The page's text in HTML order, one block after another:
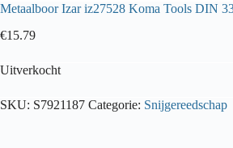
Metaalboor Izar iz27528 Koma Tools DIN
€15.79
Uitverkocht
SKU: S7921187 Categorie: Snijgereedschap